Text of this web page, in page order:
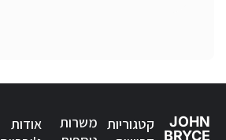
JOHN
BRYCE
קטגוריות משרות
אודות